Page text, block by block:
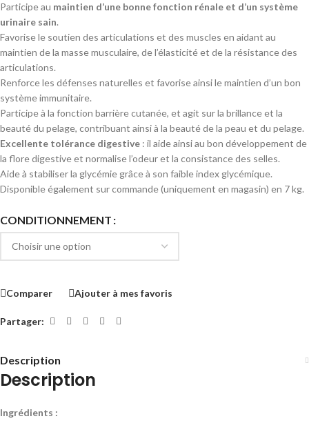
Participe au maintien d’une bonne fonction rénale et d’un système
urinaire sain.
Favorise le soutien des articulations et des muscles en aidant au
maintien de la masse musculaire, de l’élasticité et de la résistance des
articulations.
Renforce les défenses naturelles et favorise ainsi le maintien d’un bon
système immunitaire.
Participe à la fonction barrière cutanée, et agit sur la brillance et la
beauté du pelage, contribuant ainsi à la beauté de la peau et du pelage.
Excellente tolérance digestive : il aide ainsi au bon développement de
la flore digestive et normalise l’odeur et la consistance des selles.
Aide à stabiliser la glycémie grâce à son faible index glycémique.
Disponible également sur commande (uniquement en magasin) en 7 kg.
CONDITIONNEMENT
Comparer Ajouter à mes favoris
Partager:
Description
Description
Ingrédients :